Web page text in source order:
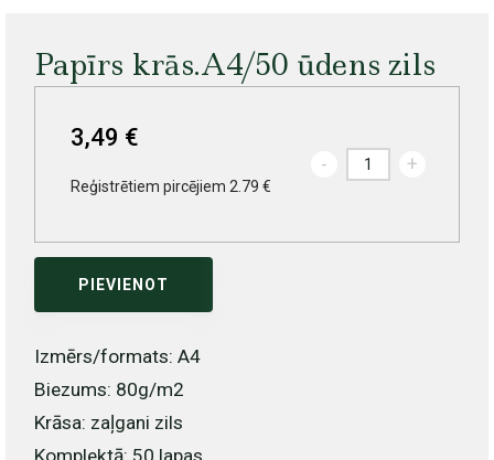
Papīrs krās.A4/50 ūdens zils
3,49 €
Reģistrētiem pircējiem 2.79 €
- +
PIEVIENOT
Izmērs/formats: A4
Biezums: 80g/m2
Krāsa: zaļgani zils